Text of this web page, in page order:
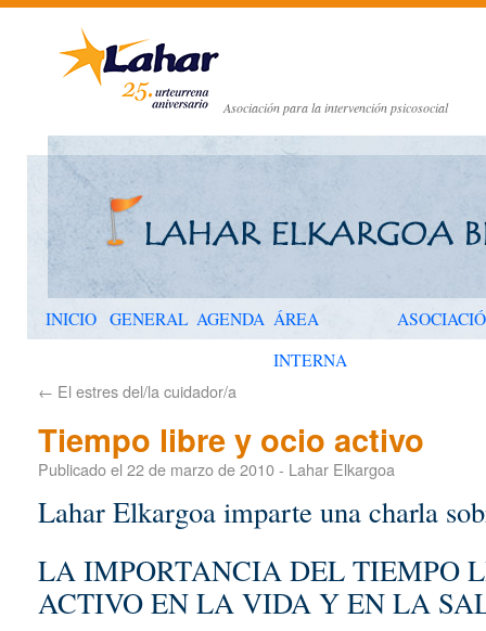
Asociación para la intervención psicosocial
INICIO GENERAL AGENDA ÁREA
INTERNA
← El estres del/la cuidador/a
Tiempo libre y ocio activo
Publicado el 22 de marzo de 2010- Lahar Elkargoa
Lahar Elkargoa imparte una charla
LA IMPORTANCIA DEL TIEMPO
ACTIVO EN LA VIDA Y EN LA